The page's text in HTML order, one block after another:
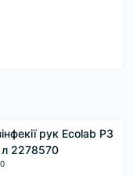
рук Ecolab Р3
л 2278570
0